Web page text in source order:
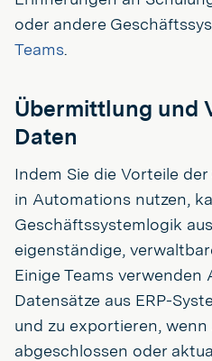
oder andere
Teams.
Übermittlung und
Daten
Indem Sie die Vorteile
in Automations nutzen,
Geschäftssystemlogik
eigenständige,
Einige Teams verwenden
Datensätze aus ERP-
und zu exportieren,
abgeschlossen oder